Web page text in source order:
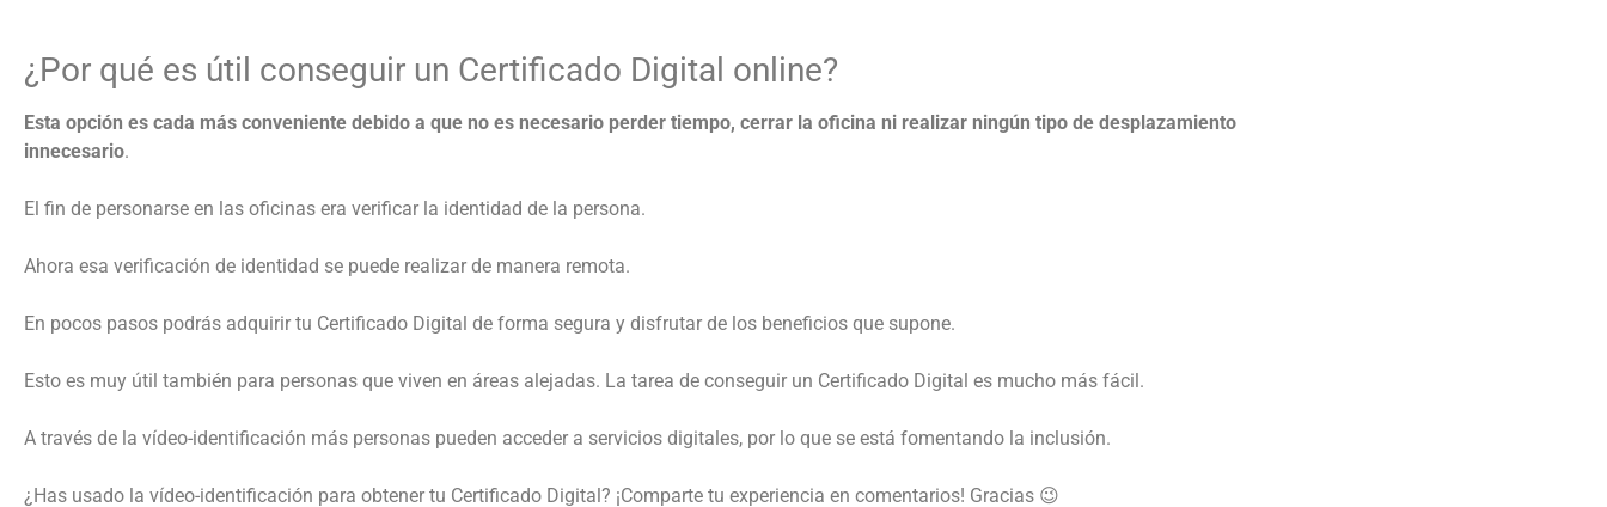
¿Por qué es útil conseguir un Certificado Digital online?
Esta opción es cada más conveniente debido a que no es necesario perder tiempo, cerrar la oficina ni realizar ningún tipo de desplazamiento
innecesario.
El fin de personarse en las oficinas era verificar la identidad de la persona.
Ahora esa verificación de identidad se puede realizar de manera remota.
En pocos pasos podrás adquirir tu Certificado Digital de forma segura y disfrutar de los beneficios que supone.
Esto es muy útil también para personas que viven en áreas alejadas. La tarea de conseguir un Certificado Digital es mucho más fácil.
A través de la vídeo-identificación más personas pueden acceder a servicios digitales, por lo que se está fomentando la inclusión.
¿Has usado la vídeo-identificación para obtener tu Certificado Digital? ¡Comparte tu experiencia en comentarios! Gracias 😉